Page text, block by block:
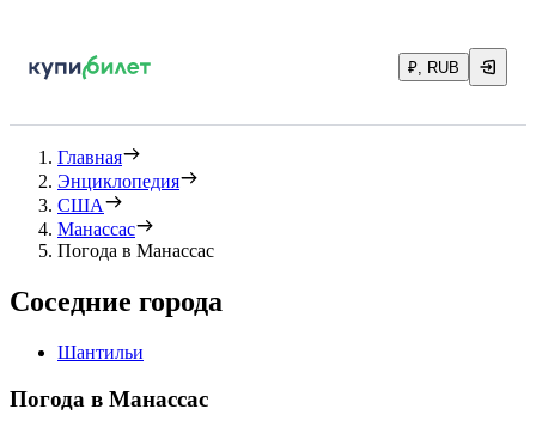
₽, RUB
Главная
Энциклопедия
США
Манассас
Погода в Манассас
Соседние города
Шантильи
Погода в Манассас